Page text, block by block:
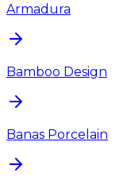
Armadura
Bamboo Design
Banas Porcelain